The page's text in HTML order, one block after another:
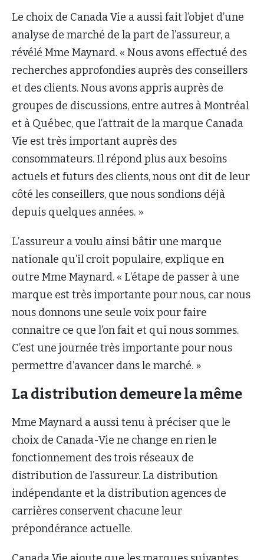
Le choix de Canada Vie a aussi fait l’objet d’une
analyse de marché de la part de l’assureur, a
révélé Mme Maynard. « Nous avons effectué des
recherches approfondies auprès des conseillers
et des clients. Nous avons appris auprès de
groupes de discussions, entre autres à Montréal
et à Québec, que l’attrait de la marque Canada
Vie est très important auprès des
consommateurs. Il répond plus aux besoins
actuels et futurs des clients, nous ont dit de leur
côté les conseillers, que nous sondions déjà
depuis quelques années. »
L’assureur a voulu ainsi bâtir une marque
nationale qu’il croit populaire, explique en
outre Mme Maynard. « L’étape de passer à une
marque est très importante pour nous, car nous
nous donnons une seule voix pour faire
connaitre ce que l’on fait et qui nous sommes.
C’est une journée très importante pour nous
permettre d’avancer dans le marché. »
La distribution demeure la même
Mme Maynard a aussi tenu à préciser que le
choix de Canada-Vie ne change en rien le
fonctionnement des trois réseaux de
distribution de l’assureur. La distribution
indépendante et la distribution agences de
carrières conservent chacune leur
prépondérance actuelle.